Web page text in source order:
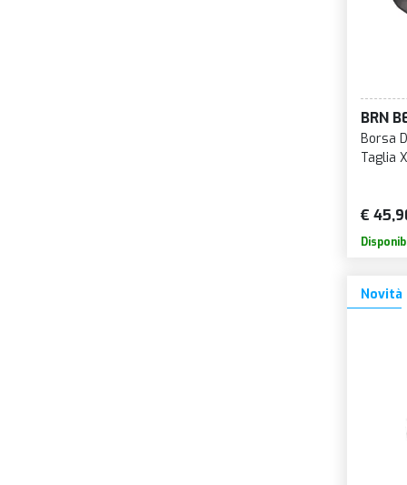
BRN
Borsa
Taglia
€
Novità